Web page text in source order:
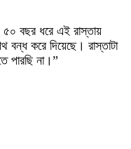
বছর ধরে এই রাস্তায়
করে দিয়েছে। রাস্তাটা
পারছি না।”